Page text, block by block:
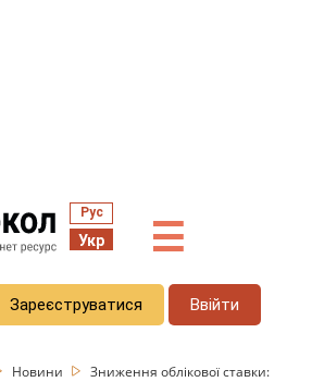
Рус
Укр ☰
Зареєструватися Ввійти
Новини
Зниження облікової ставки: